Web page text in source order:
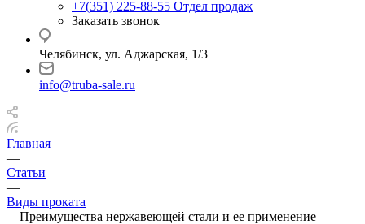
+7(351) 225-88-55 Отдел продаж
Заказать звонок
Челябинск, ул. Аджарская, 1/3
info@truba-sale.ru
Главная
—
Статьи
—
Виды проката
—Преимущества нержавеющей стали и ее применение